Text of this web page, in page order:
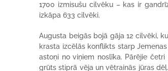
1700 izmisušu cilvēku – kas ir
izkāpa 633 cilvēki.
Augusta beigās bojā gāja 12 cilvēki,
krasta izcēlās konflikts starp
astoņi no viņiem noslīka. Pārējie
grūts stiprā vēja un vētrainās jūras